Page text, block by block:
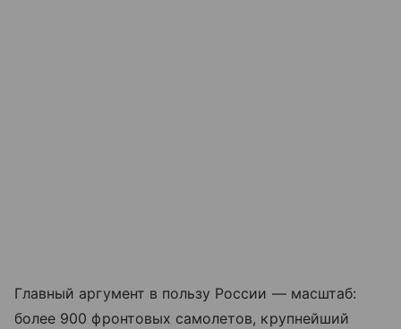
Главный аргумент в пользу России — масштаб:
более 900 фронтовых самолетов, крупнейший